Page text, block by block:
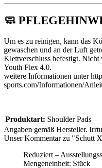
🧼
Um es zu reinigen, kann das
gewaschen und an der Luft
Klettverschluss befestigt.
Youth Flex 4.0.
weitere Informationen unter
sports.com/Informationen/
Produktart: Shoulder Pads
Angaben gemäß Hersteller.
Unser Kommentar zu "Schutt
Reduziert –
Mengeneinheit: Stück